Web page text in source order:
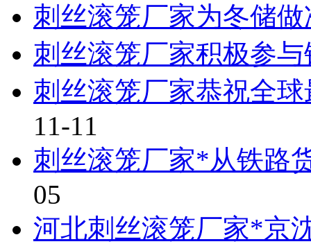
刺丝滚笼厂家为冬储
刺丝滚笼厂家积极参
刺丝滚笼厂家恭祝全
11-11
刺丝滚笼厂家*从铁路
05
河北刺丝滚笼厂家*京